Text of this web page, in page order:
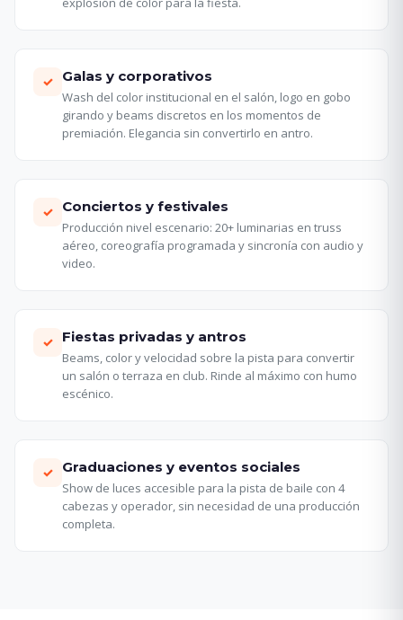
✓ Galas y corporativos
Wash del color institucional en el salón, logo en gobo
girando y beams discretos en los momentos de
premiación. Elegancia sin convertirlo en antro.
✓ Conciertos y festivales
Producción nivel escenario: 20+ luminarias en truss
aéreo, coreografía programada y sincronía con audio y
video.
✓ Fiestas privadas y antros
Beams, color y velocidad sobre la pista para convertir
un salón o terraza en club. Rinde al máximo con humo
escénico.
✓ Graduaciones y eventos sociales
Show de luces accesible para la pista de baile con 4
cabezas y operador, sin necesidad de una producción
completa.